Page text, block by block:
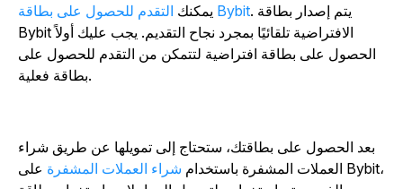
يمكنكالتقدم للحصول على بطاقة Bybit. يتم إصدار بطاقة
Bybit الافتراضية تلقائيًا بمجرد نجاح التقديم. يجب عليك أولاً
الحصول على بطاقة افتراضية لتتمكن من التقدم للحصول على
بعد الحصول على بطاقتك، ستحتاج إلى تمويلها عن طريق شراء
العملات المشفرة باستخدامشراء العملات المشفرةعلى Bybit،